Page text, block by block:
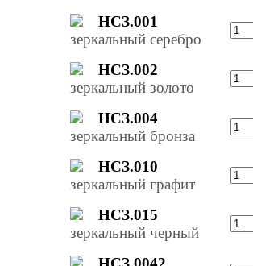
НСЗ.001
зеркальный серебро
НСЗ.002
зеркальный золото
НСЗ.004
зеркальный бронза
НСЗ.010
зеркальный графит
НСЗ.015
зеркальный черный